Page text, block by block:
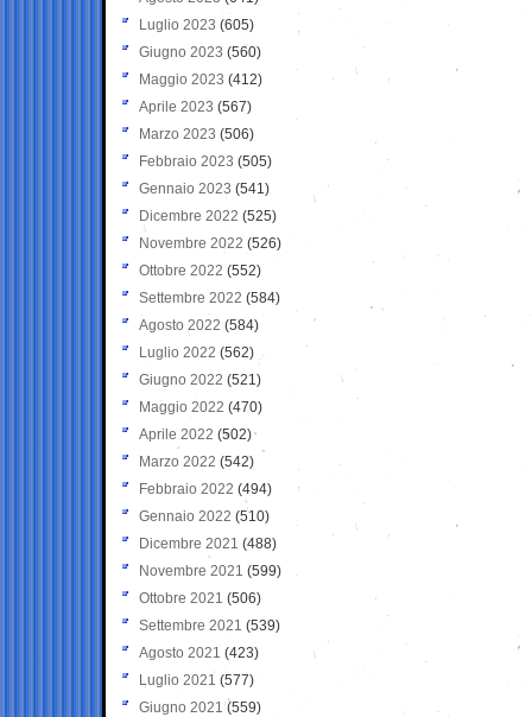
Luglio 2023 (605)
Giugno 2023 (560)
Maggio 2023 (412)
Aprile 2023 (567)
Marzo 2023 (506)
Febbraio 2023 (505)
Gennaio 2023 (541)
Dicembre 2022 (525)
Novembre 2022 (526)
Ottobre 2022 (552)
Settembre 2022 (584)
Agosto 2022 (584)
Luglio 2022 (562)
Giugno 2022 (521)
Maggio 2022 (470)
Aprile 2022 (502)
Marzo 2022 (542)
Febbraio 2022 (494)
Gennaio 2022 (510)
Dicembre 2021 (488)
Novembre 2021 (599)
Ottobre 2021 (506)
Settembre 2021 (539)
Agosto 2021 (423)
Luglio 2021 (577)
Giugno 2021(559)